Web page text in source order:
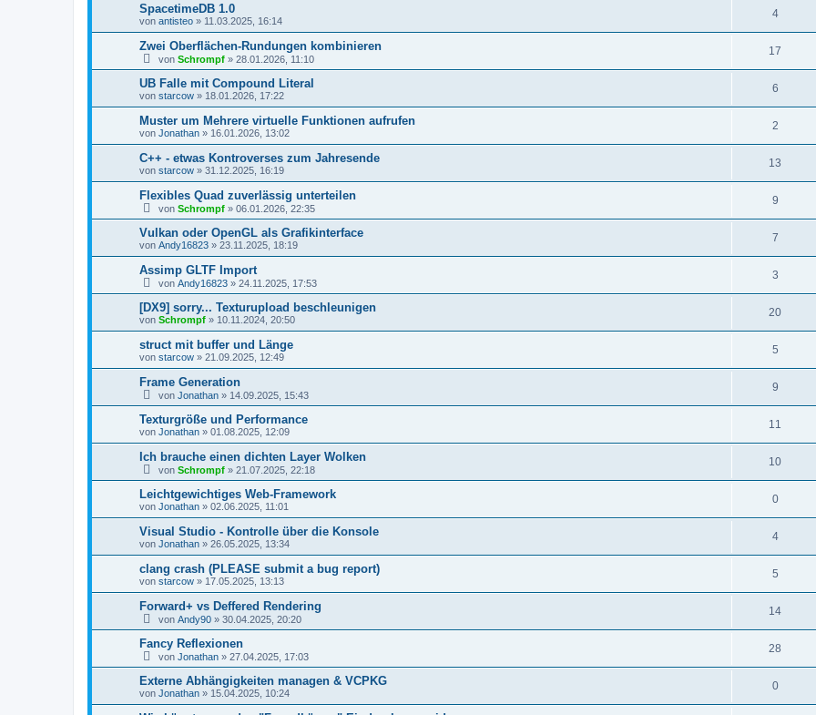
SpacetimeDB 1.0
von antisteo » 11.03.2025, 16:14
4
Zwei Oberflächen-Rundungen kombinieren
von Schrompf » 28.01.2026, 11:10
17
UB Falle mit Compound Literal
von starcow » 18.01.2026, 17:22
6
Muster um Mehrere virtuelle Funktionen aufrufen
von Jonathan » 16.01.2026, 13:02
2
C++ - etwas Kontroverses zum Jahresende
von starcow » 31.12.2025, 16:19
13
Flexibles Quad zuverlässig unterteilen
von Schrompf » 06.01.2026, 22:35
9
Vulkan oder OpenGL als Grafikinterface
von Andy16823 » 23.11.2025, 18:19
7
Assimp GLTF Import
von Andy16823 » 24.11.2025, 17:53
3
[DX9] sorry... Texturupload beschleunigen
von Schrompf » 10.11.2024, 20:50
20
struct mit buffer und Länge
von starcow » 21.09.2025, 12:49
5
Frame Generation
von Jonathan » 14.09.2025, 15:43
9
Texturgröße und Performance
von Jonathan » 01.08.2025, 12:09
11
Ich brauche einen dichten Layer Wolken
von Schrompf » 21.07.2025, 22:18
10
Leichtgewichtiges Web-Framework
von Jonathan » 02.06.2025, 11:01
0
Visual Studio - Kontrolle über die Konsole
von Jonathan » 26.05.2025, 13:34
4
clang crash (PLEASE submit a bug report)
von starcow » 17.05.2025, 13:13
5
Forward+ vs Deffered Rendering
von Andy90 » 30.04.2025, 20:20
14
Fancy Reflexionen
von Jonathan » 27.04.2025, 17:03
28
Externe Abhängigkeiten managen & VCPKG
von Jonathan » 15.04.2025, 10:24
0